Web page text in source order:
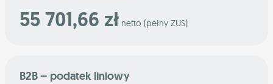
55 701,66 zł netto (pełny ZUS)
B2B – podatek liniowy